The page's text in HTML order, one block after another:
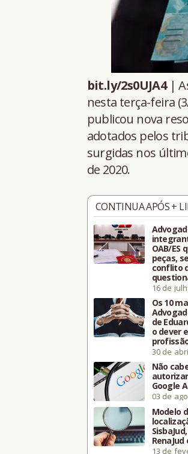
bit.ly/2s0UJA4|
nesta terça-feira
publicou nova
adotados pelos
surgidas nos
de 2020.
CONTINUA APÓS +
OAB/ES
peças,
conflito
16 de
Os 10
de
o dever
30 de
Não
Google
03 de
Modelo
RenaJud
13 de